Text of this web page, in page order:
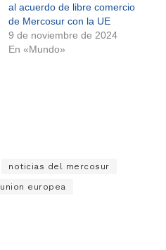
al acuerdo de libre comercio
de Mercosur con la UE
9 de noviembre de 2024
En «Mundo»
noticias del mercosur
union europea